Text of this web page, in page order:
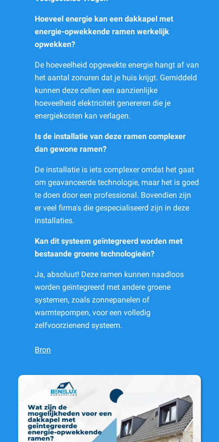
Hoeveel energie kan een dakkapel met
energie-opwekkende ramen werkelijk
opwekken?
De hoeveelheid opgewekte energie hangt af van
het aantal zonuren dat je huis krijgt. Gemiddeld
kunnen deze cellen een aanzienlijke
hoeveelheid elektriciteit genereren die je
energiekosten kan verlagen.
Is de installatie van deze ramen complexer
dan gewone ramen?
De installatie is iets complexer omdat het gaat
om geavanceerde technologie, maar het is goed
te doen door een professional. Bovendien zijn
er veel firma's die gespecialiseerd zijn in deze
installaties.
Kan dit systeem geïntegreerd worden met
bestaande groene technologieën?
Ja, absoluut! Deze ramen kunnen naadloos
worden geïntegreerd met andere groene
systemen, zoals zonnepanelen of
warmtepompen, voor een volledig
zelfvoorzienend systeem.
Bron